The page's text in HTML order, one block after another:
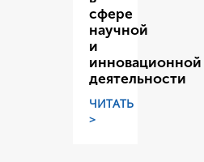
сфере
научной
и
инновационной
деятельности
ЧИТАТЬ
>